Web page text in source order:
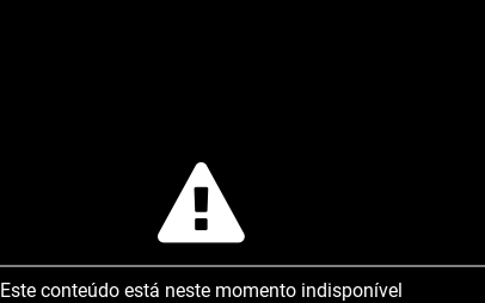
Este conteúdo está neste momento indisponível